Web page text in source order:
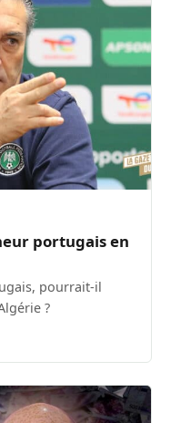
portugais en
pourrait-il
?